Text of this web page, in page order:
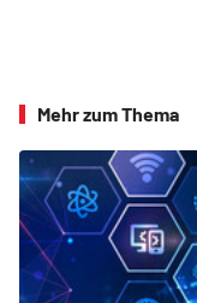
Mehr zum Thema